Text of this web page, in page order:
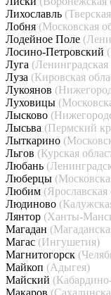
Лихославль
Лобня (Московская
Лодейное Поле
Лосино-Петровский
Луга (Ленинградская
Луза (Кировская
Лукоянов
Луховицы
Лысково
Лысьва (Пермский
Лыткарино
Льгов (Курская
Любань
Люберцы
Любим (Ярославская
Людиново
Лянтор (Ханты-
Магадан
Магас (Ингушетия)
Магнитогорск
Майкоп (Адыгея)
Майский